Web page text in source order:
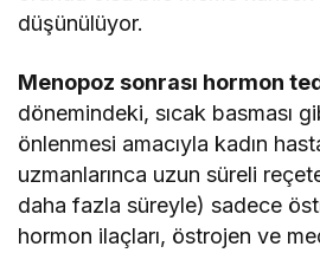
düşünülüyor.
Menopoz sonrası hormon
dönemindeki, sıcak basması
önlenmesi amacıyla kadın
uzmanlarınca uzun süreli
daha fazla süreyle) sadece
hormon ilaçları, östrojen ve